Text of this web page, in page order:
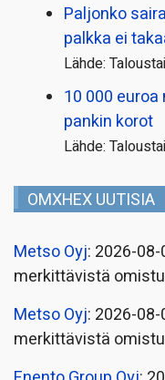
Paljonko
palkka ei
Lähde:
10 000
pankin korot
Lähde:
OMXHEX UUTISIA
Metso Oyj: 2026-
merkittävistä
Metso Oyj: 2026-
merkittävistä